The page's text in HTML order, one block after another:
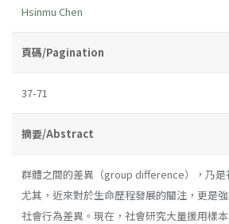
Hsinmu Chen
頁碼/Pagination
37-71
摘要/Abstract
群體之間的差異（group difference），乃是
尤其，近來對於生命歷程發展的關注，更是
社會行為差異。現在，社會研究大量援用樣